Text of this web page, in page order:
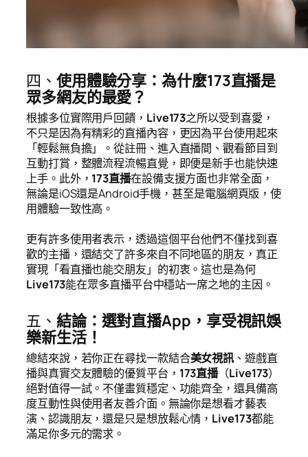
四、 使用體驗分享：為什麼173直播是
眾多網友的最愛？
根據多位實際用戶回饋， Live173之所以受到喜愛，
不只是因為有精彩的直播內容，更因為平台使用起來
「輕鬆無負擔」。從註冊、進入直播間、觀看節目到
互動打賞，整體流程流暢直覺，即便是新手也能快速
上手。此外， 173直播在設備支援方面也非常全面，
無論是iOS還是Android手機，甚至是電腦網頁版，使
用體驗一致性高。
更有許多使用者表示，透過這個平台他們不僅找到喜
歡的主播，還結交了許多來自不同地區的朋友，真正
實現「看直播也能交朋友」的初衷。這也是為何
Live173能在眾多直播平台中穩站一席之地的主因。
五、 結論：選對直播App，享受視訊娛
樂新生活！
總結來說，若你正在尋找一款結合美女視訊、遊戲直
播與真實交友體驗的優質平台， 173直播（Live173）
絕對值得一試。不僅畫質穩定、功能齊全，還具備高
度互動性與使用者友善介面。無論你是想看才藝表
演、認識朋友，還是只是想放鬆心情， Live173都能
滿足你多元的需求。